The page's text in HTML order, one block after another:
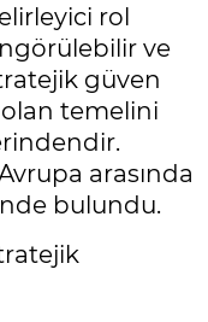
rol
ve
güven
olan temelini
arasında
bulundu.